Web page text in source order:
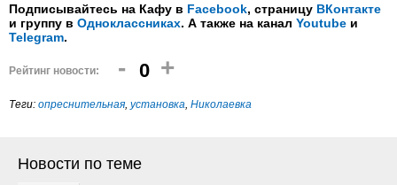
Подписывайтесь на Кафу в Facebook, страницу ВКонтакте
и группу в Одноклассниках. А также на канал Youtube и
Telegram.
Рейтинг новости: - 0 +
Теги: опреснительная, установка, Николаевка
Новости по теме